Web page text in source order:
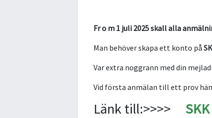
Fr o m 1 juli 2025 skall alla
Man behöver skapa ett konto på
Var extra noggrann med din
Vid första anmälan till ett prov
Länk till:>>>>